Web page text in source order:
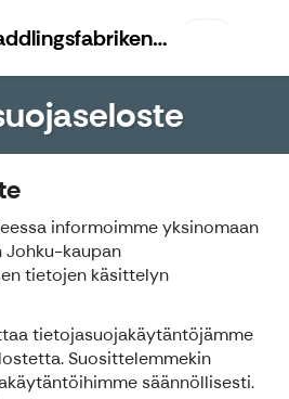
& Kajk.fi
informoimme yksinomaan
Johku-kaupan
tietojen käsittelyn
tietojasuojakäytäntöjämme
Suosittelemmekin
säännöllisesti.